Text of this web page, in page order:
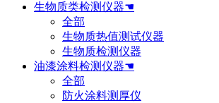
生物质类检测仪器☚
全部
生物质热值测试仪器
生物质检测仪器
油漆涂料检测仪器☚
全部
防火涂料测厚仪